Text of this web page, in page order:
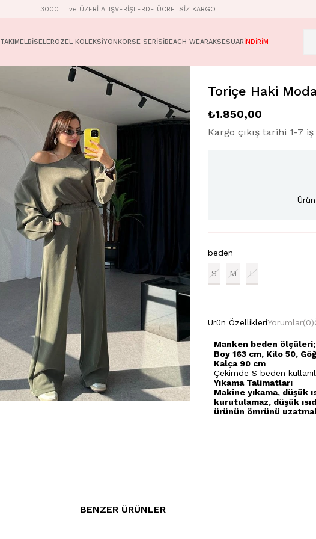
3000TL ve ÜZERİ ALIŞVERİŞLERDE ÜCRETSİZ KARGO
TAKIMELBİSELERÖZEL KOLEKSİYONKORSE SERİSİBEACH WEARAKSESUARİNDİRİM
Toriçe Haki
₺1.850,00
Kargo çıkış tarihi 1-7
beden
S M L
Ürün ÖzellikleriYorumlar(0)
Manken beden ölçüleri;
Boy 163 cm, Kilo 50,
Kalça 90 cm
Çekimde S beden
Yıkama Talimatları
Makine yıkama, düşük
kurutulamaz, düşük
ürünün ömrünü
BENZER ÜRÜNLER